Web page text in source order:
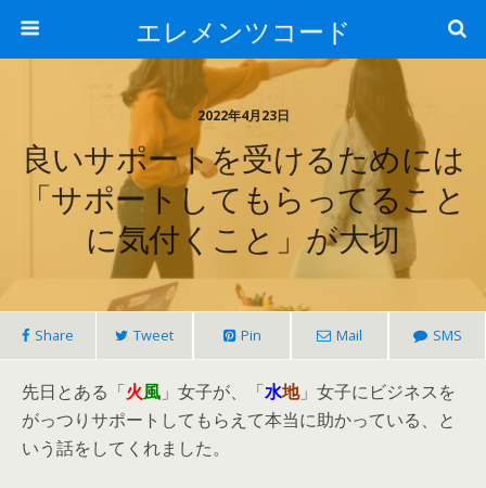
エレメンツコード
2022年4月23日
良いサポートを受けるためには
「サポートしてもらってること
に気付くこと」が大切
Share Tweet Pin Mail SMS
先日とある「火風 」女子が、「水地」女子にビジネスを
がっつりサポートしてもらえて本当に助かっている、と
いう話をしてくれました。